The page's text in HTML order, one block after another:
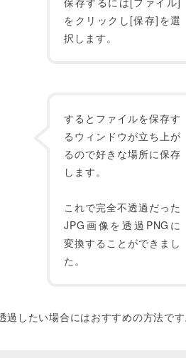
をクリックし[保存]を選
択します。
するとファイルを保存す
るウィンドウが立ち上が
るので好きな場所に保存
します。
これで完全不透過だった
JPG画像を透過PNGに
変換することができまし
た。
過したい場合にはおすすめの方法で